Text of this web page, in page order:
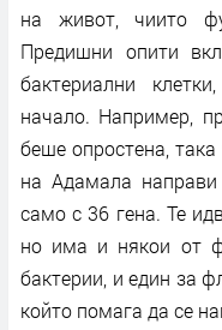
на живот, чиито
Предишни опити
бактериални
начало. Например,
беше опростена,
на Адамала направи
само с 36 гена. Те
но има и някои от
бактерии, и един за
който помага да се